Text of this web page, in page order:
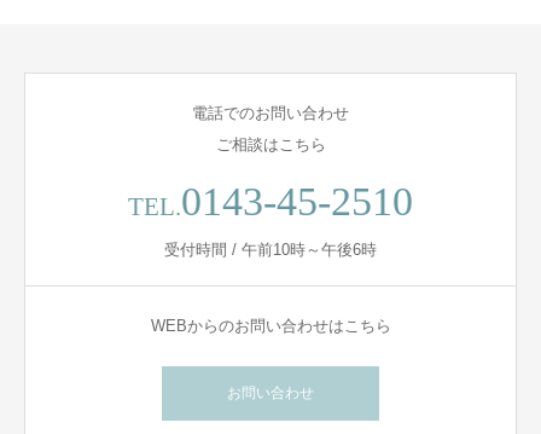
電話でのお問い合わせ
ご相談はこちら
TEL.0143-45-2510
受付時間 / 午前10時～午後6時
WEBからのお問い合わせはこちら
お問い合わせ